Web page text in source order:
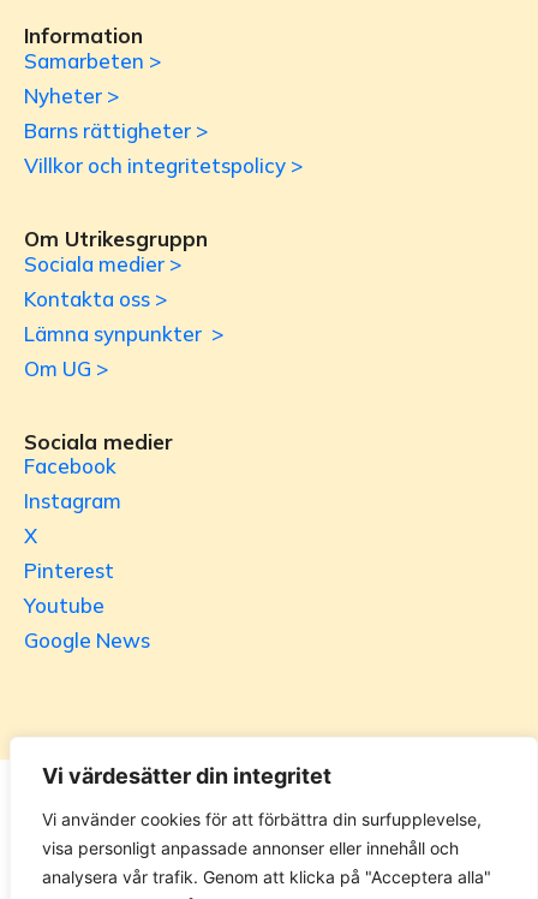
Vi värdesätter din integritet
Vi använder cookies för att förbättra din surfupplevelse,
visa personligt anpassade annonser eller innehåll och
analysera vår trafik. Genom att klicka på "Acceptera alla"
Information
Samarbeten >
Nyheter >
Barns rättigheter >
Villkor och integritetspolicy >
Om Utrikesgruppn
Sociala medier >
Kontakta oss >
Lämna synpunkter >
Om UG >
Sociala medier
Facebook
Instagram
X
Pinterest
Youtube
Google News
Utrikesgruppen
UG.se – representeras helt i privat regi av Svenska
Utrikesgruppen AB. Materialet på webbplatsen får ej